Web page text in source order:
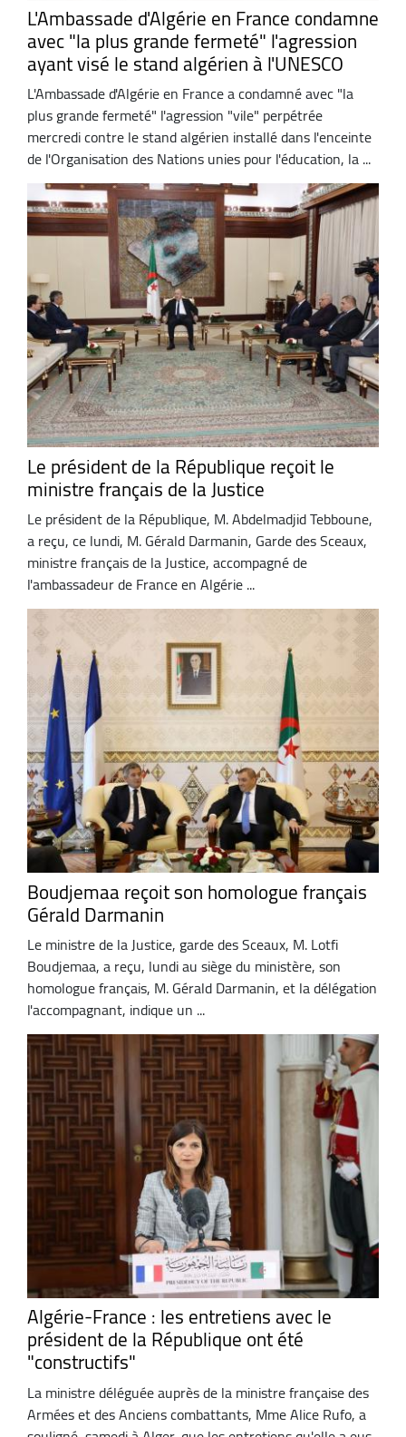
L'Ambassade d'Algérie en France condamne
avec "la plus grande fermeté" l'agression
ayant visé le stand algérien à l'UNESCO
L'Ambassade d'Algérie en France a condamné avec "la
plus grande fermeté" l'agression "vile" perpétrée
mercredi contre le stand algérien installé dans l'enceinte
de l'Organisation des Nations unies pour l'éducation, la ...
Le président de la République reçoit le
ministre français de la Justice
Le président de la République, M. Abdelmadjid Tebboune,
a reçu, ce lundi, M. Gérald Darmanin, Garde des Sceaux,
ministre français de la Justice, accompagné de
l'ambassadeur de France en Algérie ...
Boudjemaa reçoit son homologue français
Gérald Darmanin
Le ministre de la Justice, garde des Sceaux, M. Lotfi
Boudjemaa, a reçu, lundi au siège du ministère, son
homologue français, M. Gérald Darmanin, et la délégation
l'accompagnant, indique un ...
Algérie-France : les entretiens avec le
président de la République ont été
"constructifs"
La ministre déléguée auprès de la ministre française des
Armées et des Anciens combattants, Mme Alice Rufo, a